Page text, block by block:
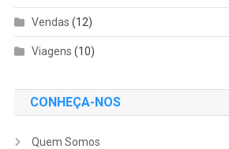
Vendas (12)
Viagens (10)
CONHEÇA-NOS
Quem Somos